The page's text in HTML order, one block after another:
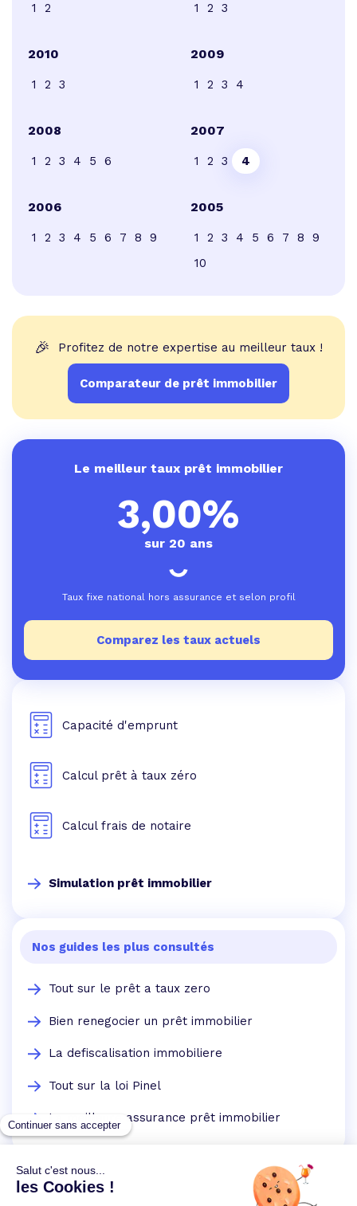
1 2 1 2 3
2010
1 2 3
2009
1 2 3 4
2008
1 2 3 4 5 6
2007
1 2 3 4
2006
1 2 3 4 5 6 7 8 9
2005
1 2 3 4 5 6 7 8
9
10
🎉 Profitez de notre expertise au meilleur taux !
Comparateur de prêt immobilier
Le meilleur taux prêt immobilier
3,00%
sur 20 ans
Taux fixe national hors assurance et selon profil
Comparez les taux actuels
Capacité d'emprunt
Calcul prêt à taux zéro
Calcul frais de notaire
Simulation prêt immobilier
Nos guides les plus consultés
Tout sur le prêt a taux zero
Bien renegocier un prêt immobilier
La defiscalisation immobiliere
Tout sur la loi Pinel
La meilleure assurance prêt immobilier